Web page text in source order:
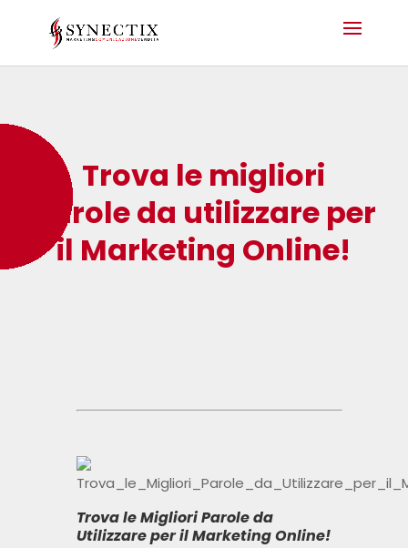
Trova le migliori
parole da utilizzare per
il Marketing Online!
Trova le Migliori Parole da
Utilizzare per il Marketing Online!